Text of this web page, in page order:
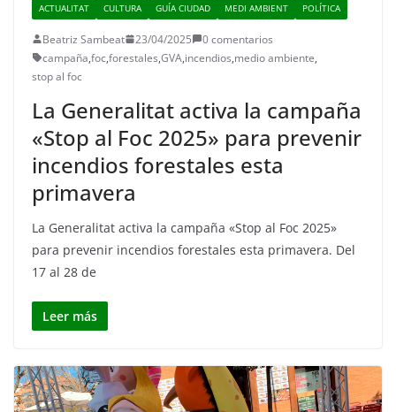
ACTUALITAT CULTURA GUÍA CIUDAD MEDI AMBIENT POLÍTICA
Beatriz Sambeat 23/04/2025
0 comentarios
campaña,foc,forestales,GVA,incendios,medio ambiente,
stop al foc
La Generalitat activa la campaña
«Stop al Foc 2025» para prevenir
incendios forestales esta
primavera
La Generalitat activa la campaña «Stop al Foc 2025»
para prevenir incendios forestales esta primavera. Del
17 al 28 de
Leer más